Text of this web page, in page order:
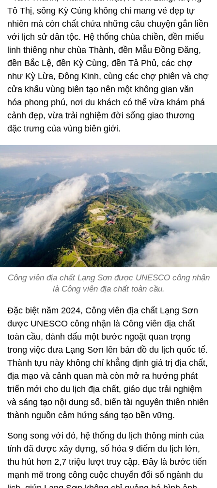
Tô Thị, sông Kỳ Cùng không chỉ mang vẻ đẹp tự
nhiên mà còn chất chứa những câu chuyện gắn liền
với lịch sử dân tộc. Hệ thống chùa chiền, đền miếu
linh thiêng như chùa Thành, đền Mẫu Đồng Đăng,
đền Bắc Lệ, đền Kỳ Cùng, đền Tả Phủ, các chợ
như Kỳ Lừa, Đông Kinh, cùng các chợ phiên và chợ
cửa khẩu vùng biên tạo nên một không gian văn
hóa phong phú, nơi du khách có thể vừa khám phá
cảnh đẹp, vừa trải nghiệm đời sống giao thương
đặc trưng của vùng biên giới.
Công viên địa chất Lạng Sơn được UNESCO công nhận
là Công viên địa chất toàn cầu.
Đặc biệt năm 2024, Công viên địa chất Lạng Sơn
được UNESCO công nhận là Công viên địa chất
toàn cầu, đánh dấu một bước ngoặt quan trọng
trong việc đưa Lạng Sơn lên bản đồ du lịch quốc tế.
Thành tựu này không chỉ khẳng định giá trị địa chất,
địa mạo và cảnh quan mà còn mở ra hướng phát
triển mới cho du lịch địa chất, giáo dục trải nghiệm
và sáng tạo nội dung số, biến tài nguyên thiên nhiên
thành nguồn cảm hứng sáng tạo bền vững.
Song song với đó, hệ thống du lịch thông minh của
tỉnh đã được xây dựng, số hóa 9 điểm du lịch lớn,
thu hút hơn 2,7 triệu lượt truy cập. Đây là bước tiến
mạnh mẽ trong công cuộc chuyển đổi số ngành du